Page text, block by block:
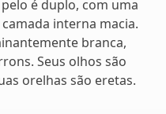
é duplo, com uma
interna macia.
branca,
Seus olhos são
orelhas são eretas.